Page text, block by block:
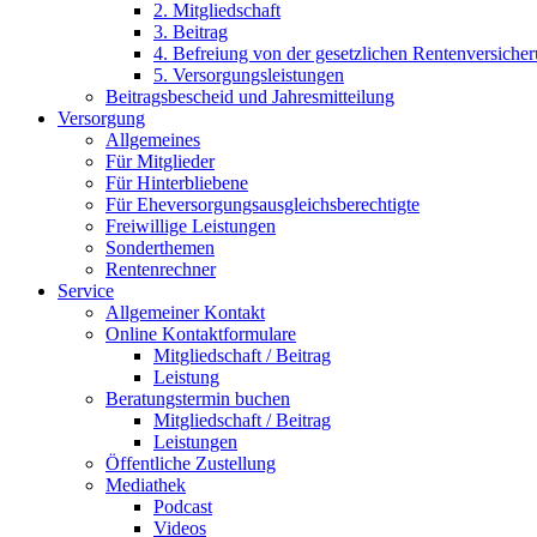
2. Mitgliedschaft
3. Beitrag
4. Befreiung von der gesetzlichen
5. Versorgungsleistungen
Beitragsbescheid und Jahresmitteilung
Versorgung
Allgemeines
Für Mitglieder
Für Hinterbliebene
Für Eheversorgungsausgleichsberechtigte
Freiwillige Leistungen
Sonderthemen
Rentenrechner
Service
Allgemeiner Kontakt
Online Kontaktformulare
Mitgliedschaft / Beitrag
Leistung
Beratungstermin buchen
Mitgliedschaft / Beitrag
Leistungen
Öffentliche Zustellung
Mediathek
Podcast
Videos